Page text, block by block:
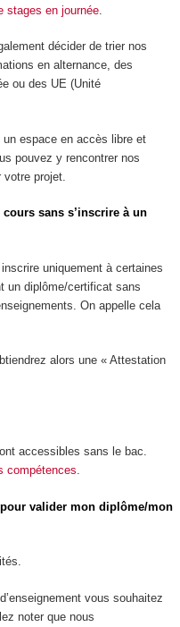
stages en journée.
décider de trier nos
en alternance, des
ou des UE (Unité
un espace en accès libre et
pouvez y rencontrer nos
projet.
sans s’inscrire à un
uniquement à certaines
un diplôme/certificat sans
On appelle cela
alors une « Attestation
accessibles sans le bac.
compétences.
valider mon diplôme/mon
vous souhaitez
noter que nous